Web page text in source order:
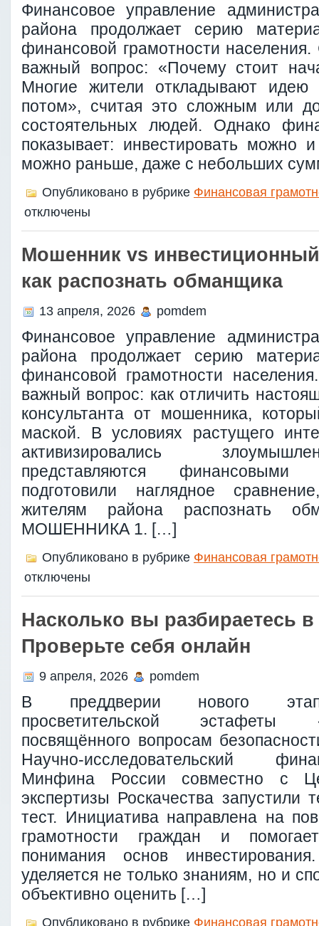
Финансовое управление
района продолжает серию
финансовой грамотности
важный вопрос: «Почему стоит
Многие жители откладывают идею
потом», считая это сложным или
состоятельных людей. Однако
показывает: инвестировать можно
можно раньше, даже с небольших
Опубликовано в рубрике Финансовая
отключены
Мошенник vs инвестиционный
как распознать обманщика
13 апреля, 2026 pomdem
Финансовое управление
района продолжает серию
финансовой грамотности
важный вопрос: как отличить
консультанта от мошенника,
маской. В условиях растущего
активизировались
представляются
подготовили наглядное
жителям района распознать
МОШЕННИКА 1. […]
Опубликовано в рубрике Финансовая
отключены
Насколько вы разбираетесь
Проверьте себя онлайн
9 апреля, 2026 pomdem
В преддверии нового
просветительской
посвящённого вопросам
Научно-исследовательский
Минфина России совместно с
экспертизы Роскачества запустили
тест. Инициатива направлена на
грамотности граждан и
понимания основ
уделяется не только знаниям, но и
объективно оценить […]
Опубликовано в рубрике Финансовая